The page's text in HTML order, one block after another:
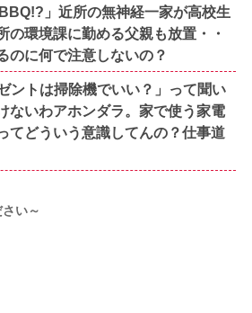
」近所の無神経一家が高校生
の環境課に勤める父親も放置・・
のに何で注意しないの？
ントは掃除機でいい？」って聞い
ないわアホンダラ。家で使う家電
てどういう意識してんの？仕事道
い～